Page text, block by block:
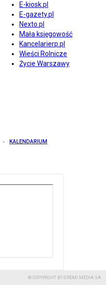
E-kiosk.pl
E-gazety.pl
Nexto.pl
Mała księgowość
Kancelarierp.pl
Wieści Rolnicze
Życie Warszawy
KALENDARIUM
© COPYRIGHT BY GREMI MEDIA SA